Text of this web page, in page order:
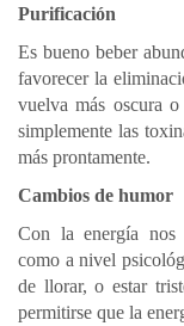
Purificación
Es bueno beber
favorecer la
vuelva más oscura
simplemente las
más prontamente.
Cambios de humor
Con la energía nos
como a nivel
de llorar, o estar
permitirse que la